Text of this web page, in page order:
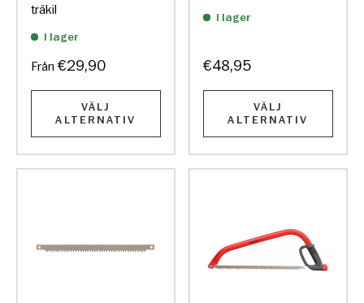
träkil
I lager
Från €29,90
VÄLJ
ALTERNATIV
I lager
€48,95
VÄLJ
ALTERNATIV